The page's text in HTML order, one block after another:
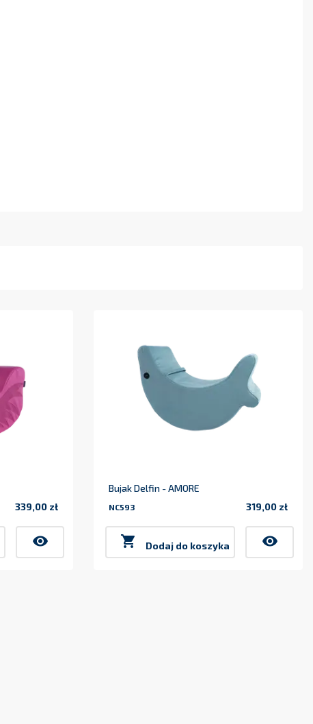
339,00 zł
visibility
Bujak Delfin - AMORE
NC593 319,00 zł
 Dodaj do koszyka visibility